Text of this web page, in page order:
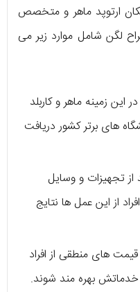
ارتوپد ماهر و متخصص
لگن شامل موارد زیر می
این زمینه ماهر و کاربلد
های برتر کشور دریافت
تجهیزات و وسایل
از این عمل ها نتایج
های منطقی از افراد
خدماتش بهره مند شوند.